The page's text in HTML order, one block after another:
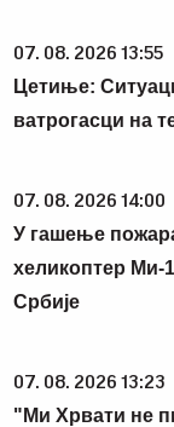
07. 08. 2026 13:55
Цетиње:
ватрогасци на
07. 08. 2026 14:00
У гашење
хеликоптер Ми-
Србије
07. 08. 2026 13:23
"Ми Хрвати не